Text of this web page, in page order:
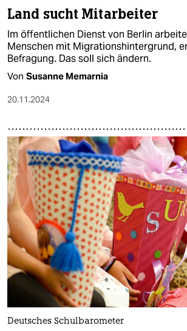
Land sucht Mitarbeiter
Im öffentlichen Dienst von Berlin
Menschen mit Migrationshintergrund,
Befragung. Das soll sich ändern.
Von Susanne Memarnia
20.11.2024
Deutsches Schulbarometer